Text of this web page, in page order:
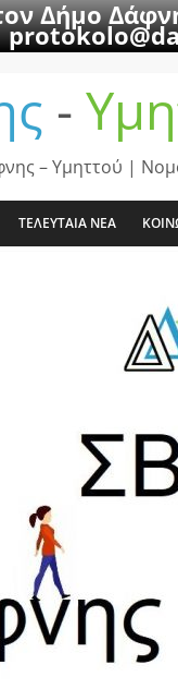
Δήμο
-
– Υμηττού |
ΤΕΛΕΥΤΑΙΑ ΝΕΑ